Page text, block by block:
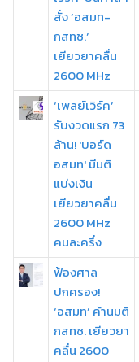
สั่ง ‘อสมท-
กสทช.’
เยียวยาคลื่น
2600 MHz
‘เพลย์เวิร์ค’
รับงวดแรก 73
ล้าน! 'บอร์ด
อสมท' มีมติ
แบ่งเงิน
เยียวยาคลื่น
2600 MHz
คนละครึ่ง
ฟ้องศาล
ปกครอง!
‘อสมท’ ค้านมติ
กสทช. เยียวยา
คลื่น 2600